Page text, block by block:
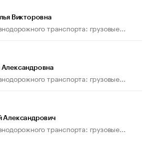
Викторовна
транспорта: грузовые...
транспорта: грузовые...
Александрович
транспорта: грузовые...